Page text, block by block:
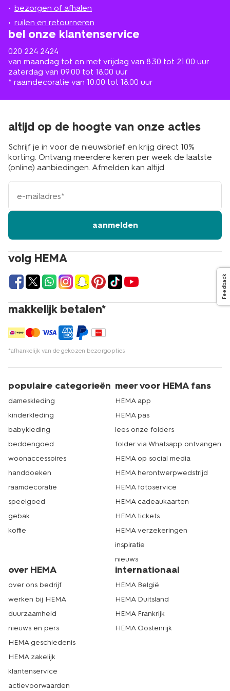
bezorgen of afhalen
ruilen en retourneren
bel onze klantenservice
020 224 2424
van maandag tot en met vrijdag van 8.30 tot 21.00 uur
zaterdag van 09.00 tot 18.00 uur
* raamdecoratie van 10.00 tot 18.00 uur
de
buurt
volg HEMA
makkelijk betalen*
*afhankelijk van de gekozen bezorgopties
altijd op de hoogte van onze acties
Schrijf je in voor de nieuwsbrief en krijg direct 10%
korting. Ontvang meerdere keren per week de laatste
(online) aanbiedingen. Afmelden kan altijd.
e-
mailadres
aanmelden
populaire categorieën
dameskleding
kinderkleding
babykleding
beddengoed
woonaccessoires
handdoeken
raamdecoratie
speelgoed
gebak
koffie
meer voor HEMA fans
HEMA app
HEMA pas
lees onze folders
folder via Whatsapp ontvangen
HEMA op social media
HEMA herontwerpwedstrijd
HEMA fotoservice
HEMA cadeaukaarten
HEMA tickets
HEMA verzekeringen
inspiratie
nieuws
over HEMA
over ons bedrijf
werken bij HEMA
duurzaamheid
nieuws en pers
HEMA geschiedenis
HEMA zakelijk
klantenservice
actievoorwaarden
internationaal
HEMA België
HEMA Duitsland
HEMA Frankrijk
HEMA Oostenrijk
Feedback